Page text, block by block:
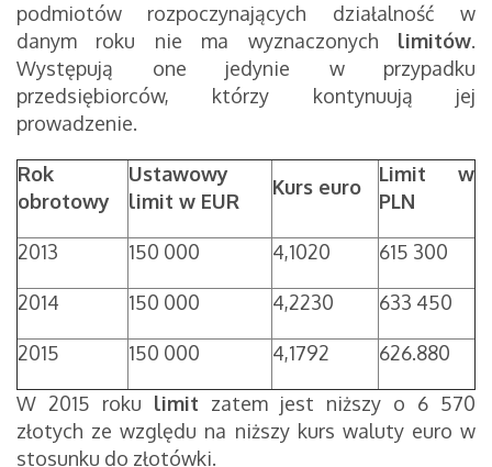
podmiotów rozpoczynających działalność w
danym roku nie ma wyznaczonych limitów.
Występują one jedynie w przypadku
przedsiębiorców, którzy kontynuują jej
prowadzenie.
Rok
obrotowy
Ustawowy
limit w EUR
Kurs euro
Limit w
PLN
2013 150 000 4,1020 615 300
2014 150 000 4,2230 633 450
2015 150 000 4,1792 626.880
W 2015 roku limit zatem jest niższy o 6 570
złotych ze względu na niższy kurs waluty euro w
stosunku do złotówki.